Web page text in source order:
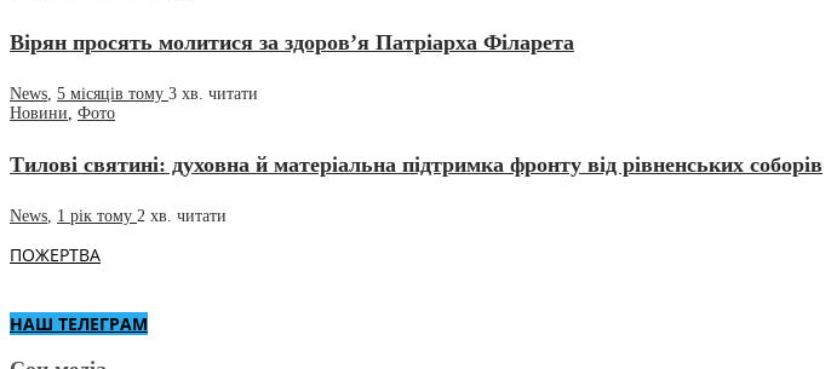
Вірян просять молитися за здоров’я Патріарха Філарета
News 5 місяців тому 3 хв. читати
Новини Фото
Тилові святині: духовна й матеріальна підтримка фронту від рівненських соборів
News 1 рік тому 2 хв. читати
ПОЖЕРТВА
НАШ ТЕЛЕГРАМ